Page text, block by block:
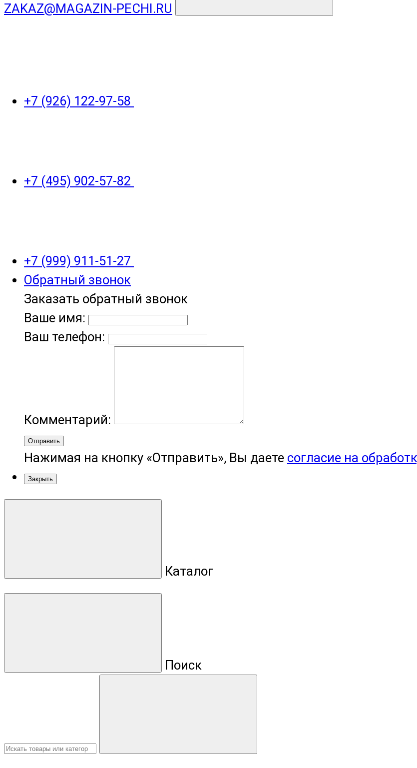
ZAKAZ@MAGAZIN-PECHI.RU
+7 (926) 122-97-58
+7 (495) 902-57-82
+7 (999) 911-51-27
Обратный звонок
Заказать обратный звонок
Ваше имя:
Ваш телефон:
Комментарий:
Отправить
Нажимая на кнопку «Отправить», Вы даете согласие на
Закрыть
Каталог
Поиск